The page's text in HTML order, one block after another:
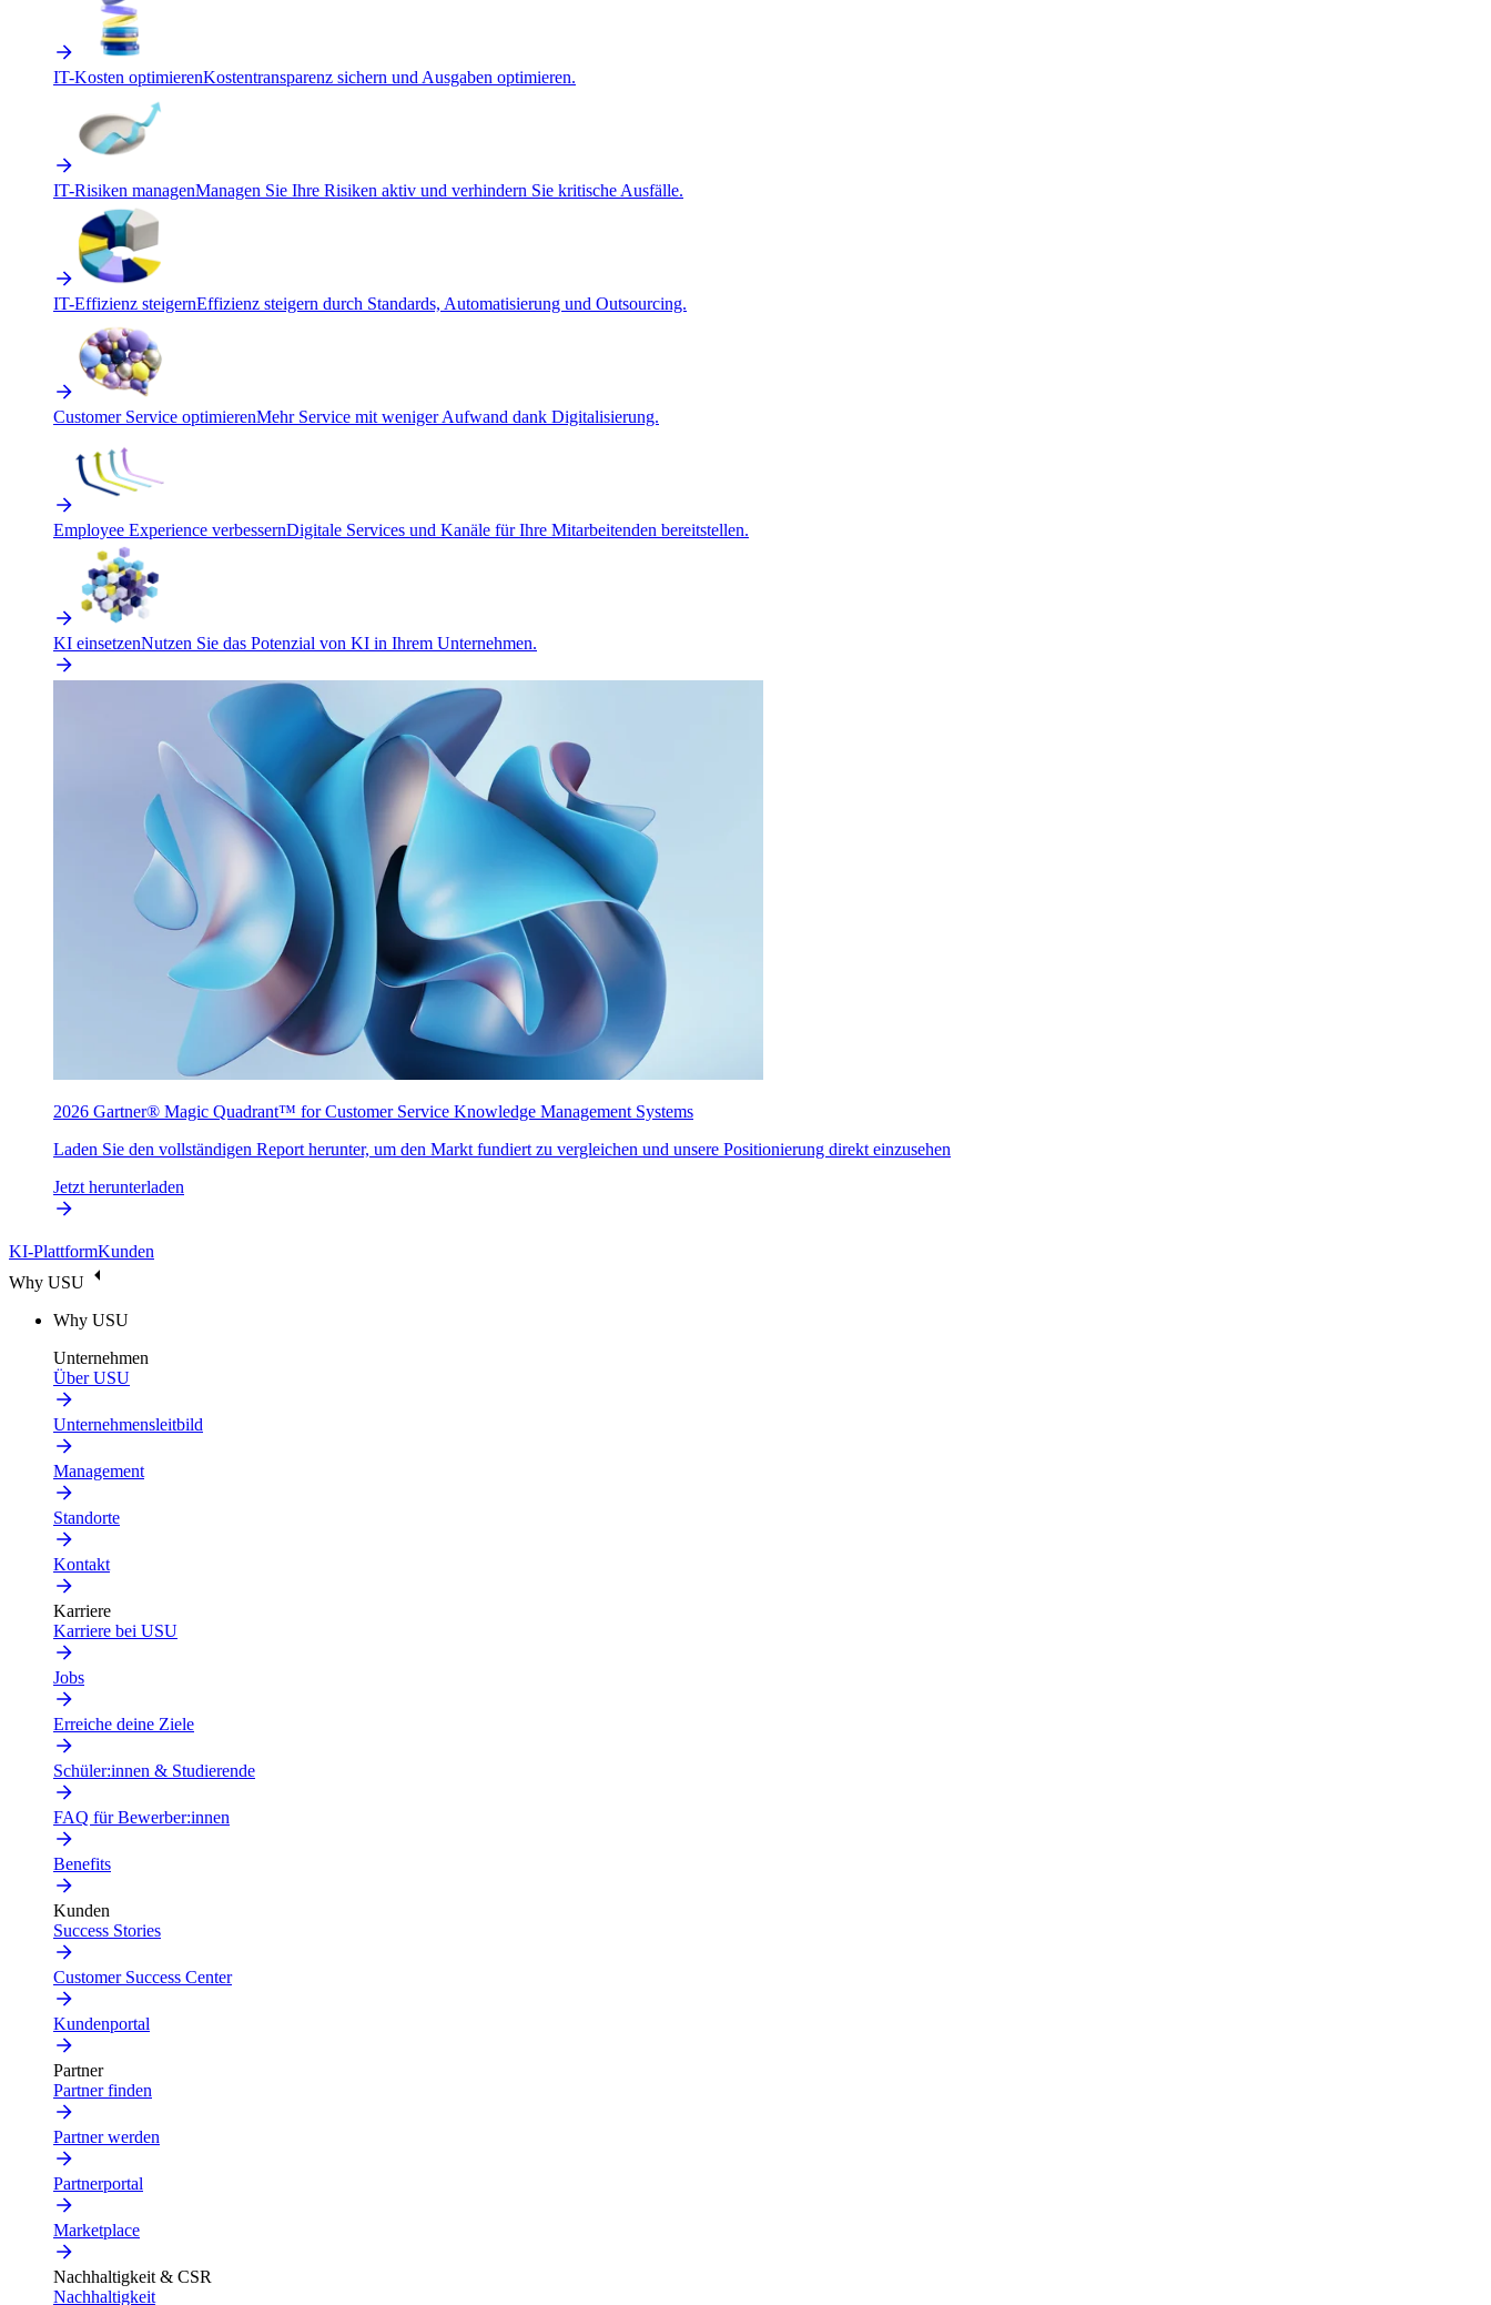
IT-Kosten optimierenKostentransparenz sichern und Ausgaben optimieren.
IT-Risiken managenManagen Sie Ihre Risiken aktiv und verhindern Sie kritische Ausfälle.
IT-Effizienz steigernEffizienz steigern durch Standards, Automatisierung und Outsourcing.
Customer Service optimierenMehr Service mit weniger Aufwand dank Digitalisierung.
Employee Experience verbessernDigitale Services und Kanäle für Ihre Mitarbeitenden bereitstellen.
KI einsetzenNutzen Sie das Potenzial von KI in Ihrem Unternehmen.
2026 Gartner® Magic Quadrant™ for Customer Service Knowledge Management Systems
Laden Sie den vollständigen Report herunter, um den Markt fundiert zu vergleichen und unsere Positionierung direkt einzusehen
Jetzt herunterladen
KI-PlattformKunden
Why USU
Why USU
Unternehmen
Über USU
Unternehmensleitbild
Management
Standorte
Kontakt
Karriere
Karriere bei USU
Jobs
Erreiche deine Ziele
Schüler:innen & Studierende
FAQ für Bewerber:innen
Benefits
Kunden
Success Stories
Customer Success Center
Kundenportal
Partner
Partner finden
Partner werden
Partnerportal
Marketplace
Nachhaltigkeit & CSR
Nachhaltigkeit